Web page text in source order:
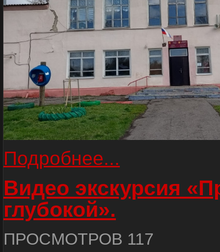
Подробнее...
Видео экскурсия
глубокой».
ПРОСМОТРОВ 117